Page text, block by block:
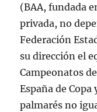
(BAA, fundada
privada, no
Federación
su dirección el
Campeonatos
España de Copa
palmarés no